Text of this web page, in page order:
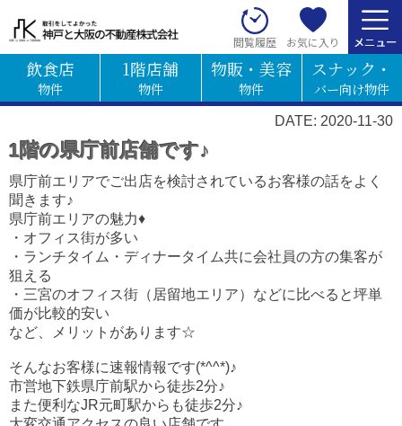
閲覧履歴 お気に入り
飲食店
物件
1階店舗
物件
物販・美容
物件
スナック・
バー向け物件
DATE: 2020-11-30
1階の県庁前店舗です♪
県庁前エリアでご出店を検討されているお客様の話をよく
聞きます♪
県庁前エリアの魅力♦
・オフィス街が多い
・ランチタイム・ディナータイム共に会社員の方の集客が
狙える
・三宮のオフィス街（居留地エリア）などに比べると坪単
価が比較的安い
など、メリットがあります☆
そんなお客様に速報情報です(*^^*)♪
市営地下鉄県庁前駅から徒歩2分♪
また便利なJR元町駅からも徒歩2分♪